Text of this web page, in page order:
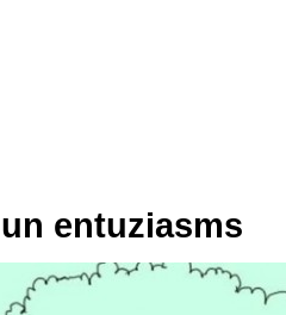
entuziasms